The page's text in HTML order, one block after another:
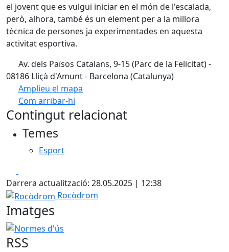
el jovent que es vulgui iniciar en el món de l'escalada,
però, alhora, també és un element per a la millora
tècnica de persones ja experimentades en aquesta
activitat esportiva.
Av. dels Països Catalans, 9-15 (Parc de la Felicitat) -
08186 Lliçà d'Amunt - Barcelona (Catalunya)
Amplieu el mapa
Com arribar-hi
+
Contingut relacionat
Temes
Esport
Darrera actualització: 28.05.2025 | 12:38
Rocòdrom
Rocòdrom
Imatges
Normes d'ús
RSS